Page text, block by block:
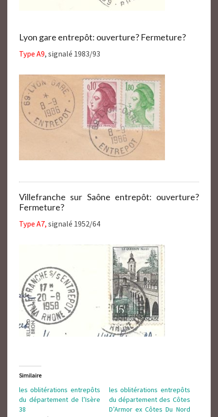
Lyon gare entrepôt: ouverture? Fermeture?
Type A9, signalé 1983/93
Villefranche sur Saône entrepôt: ouverture?
Fermeture?
Type A7, signalé 1952/64
Similaire
les oblitérations entrepôts
du département de l’Isère
38
les oblitérations entrepôts
du département des Côtes
D’Armor ex Côtes Du Nord